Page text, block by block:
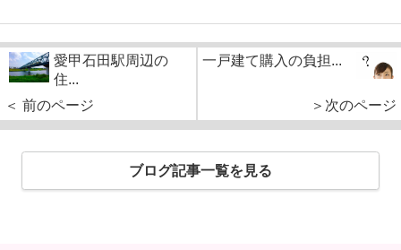
愛甲石田駅周辺の
住...
＜ 前のページ
一戸建て購入の負担...
＞次のページ
ブログ記事一覧を見る